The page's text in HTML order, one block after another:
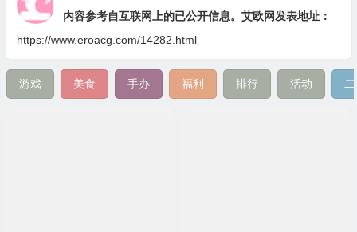
内容参考自互联网上的已公开信息。艾欧网发表地址：
https://www.eroacg.com/14282.html
游戏 美食 手办 福利 排行 活动